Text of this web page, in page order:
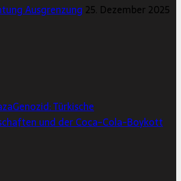
Ausgrenzung 25. Dezember 2025
Türkische
und der Coca-Cola-Boykott